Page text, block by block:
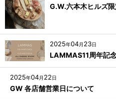
G.W.六本木ヒルズ
2025年04月 23日
LAMMAS11周年記
2025年04月 22日
GW 各店舗営業日について